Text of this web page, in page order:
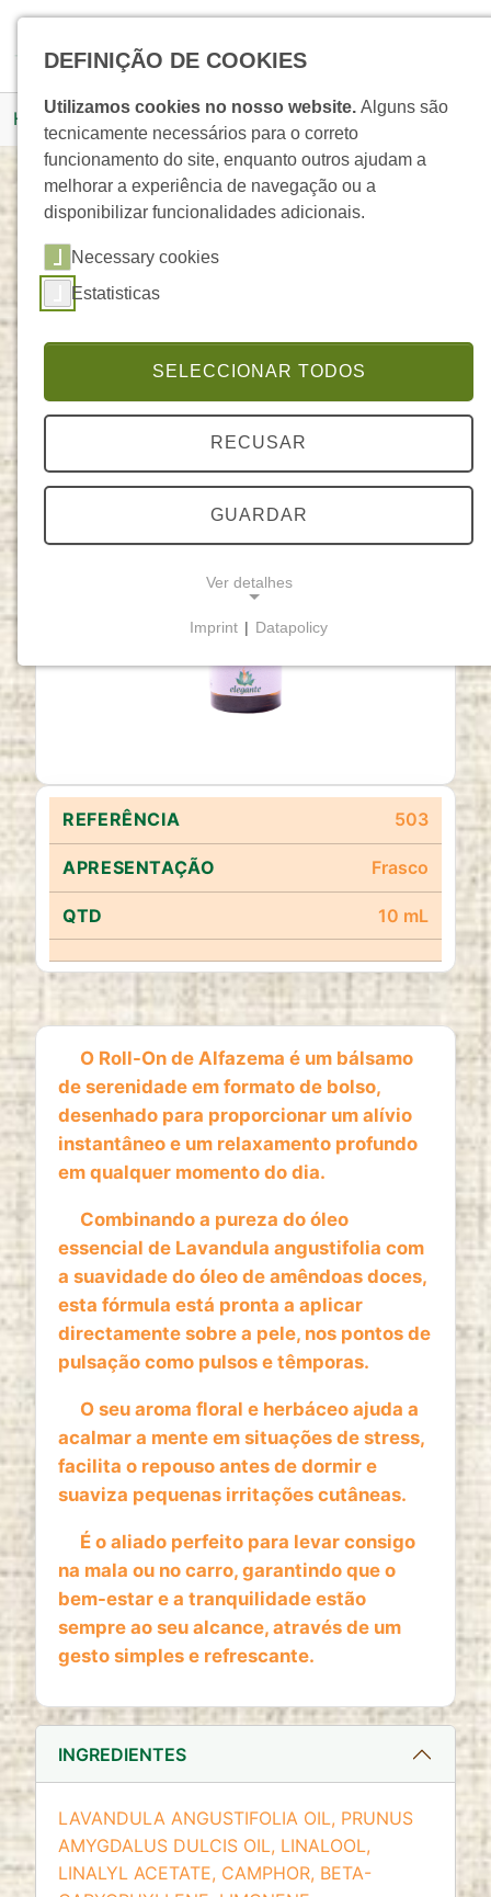
Skip to main navigation
Skip to main content
Skip to page footer
Pesquisar
You are here:
Homepage Produtos Detalhe Produto
Roll-On Alfazema
ELEGANTE
503
Frasco
10 mL
O Roll-On de Alfazema é um bálsamo
de serenidade em formato de bolso,
desenhado para proporcionar um alívio
instantâneo e um relaxamento profundo
em qualquer momento do dia.
Combinando a pureza do óleo
essencial de Lavandula angustifolia com
a suavidade do óleo de amêndoas doces,
esta fórmula está pronta a aplicar
directamente sobre a pele, nos pontos de
pulsação como pulsos e têmporas.
O seu aroma floral e herbáceo ajuda a
acalmar a mente em situações de stress,
facilita o repouso antes de dormir e
suaviza pequenas irritações cutâneas.
É o aliado perfeito para levar consigo
na mala ou no carro, garantindo que o
bem-estar e a tranquilidade estão
sempre ao seu alcance, através de um
gesto simples e refrescante.
INGREDIENTES
LAVANDULA ANGUSTIFOLIA OIL, PRUNUS
AMYGDALUS DULCIS OIL, LINALOOL,
LINALYL ACETATE, CAMPHOR, BETA-
DEFINIÇÃO DE COOKIES
Utilizamos cookies no nosso website. Alguns são
tecnicamente necessários para o correto
funcionamento do site, enquanto outros ajudam a
melhorar a experiência de navegação ou a
disponibilizar funcionalidades adicionais.
Necessary cookies
Estatisticas
SELECCIONAR TODOS
RECUSAR
GUARDAR
Ver detalhes
Cookies necessáriospermitem funcionalidades
básicas e são essenciais para o funcionamento
Cookie Consent
Name:
Purpose:
Este cookie armazena as opções de
consentimento selecionadas pelo utilizador.
Cookie duration:
1 year
ESTATISTICAS
Cookies de estatísticasrecolhem informação de
forma anónima. Estes dados ajudam-nos a
compreender como os visitantes utilizam o nosso
Google Analytics
Name:
_ga, _ga_*
Provider:
Purpose:
Análise estatística anónima da utilização do
website
2 anos
Imprint | Datapolicy